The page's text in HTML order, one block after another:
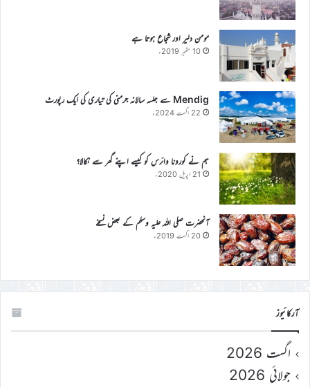
مومن دلیر اور شجاع ہوتا ہے
10 ستمبر 2019ء
Mendig سے جلسہ سالانہ جرمنی کی تیاری کی ایک رپورٹ
22 اگست 2024ء
ہم نے کورونا وائرس کو کیسے اپنے گھر سے نکالا؟
21 اپریل 2020ء
آنحضرت صلی اللہ علیہ وسلم کے بعض نسخے
20 اگست 2019ء
آرکائیوز
اگست 2026
جولائی 2026